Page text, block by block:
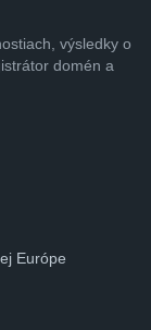
výsledky o
domén a
Európe